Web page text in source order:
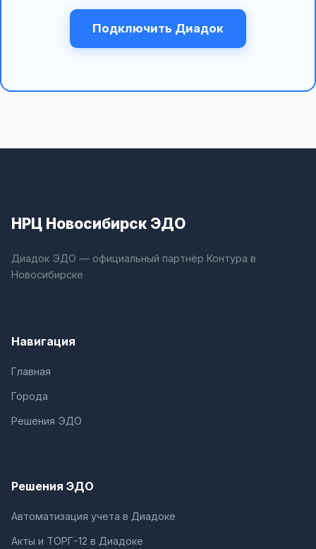
Подключить Диадок
НРЦ Новосибирск ЭДО
Диадок ЭДО — официальный партнёр Контура в
Новосибирске
Навигация
Главная
Города
Решения ЭДО
Решения ЭДО
Автоматизация учета в Диадоке
Акты и ТОРГ-12 в Диадоке